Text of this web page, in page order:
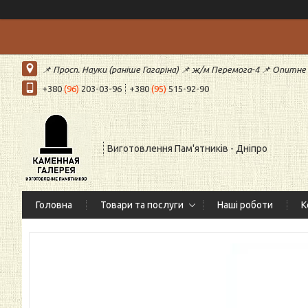
📌 Просп. Науки (раніше Гагаріна) 📌 ж/м Перемога-4 📌 Опитне
+380 (96) 203-03-96 +380(95)515-92-90
Виготовлення Пам'ятників - Дніпро
Головна Товари та послуги Наші роботи